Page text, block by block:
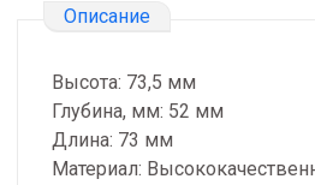
Описание
Высота: 73,5 мм
Глубина, мм: 52 мм
Длина: 73 мм
Материал: